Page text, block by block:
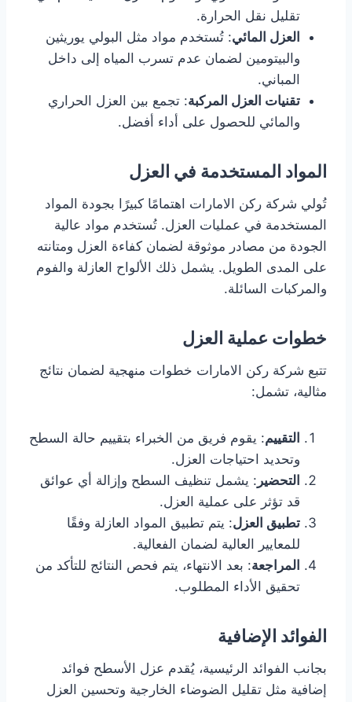
تقليل نقل الحرارة.
العزل المائي: تُستخدم مواد مثل البولي يوريثين
والبيتومين لضمان عدم تسرب المياه إلى داخل
المباني.
تقنيات العزل المركبة: تجمع بين العزل الحراري
والمائي للحصول على أداء أفضل.
المواد المستخدمة في العزل
تُولي شركة ركن الامارات اهتمامًا كبيرًا بجودة المواد
المستخدمة في عمليات العزل. تُستخدم مواد عالية
الجودة من مصادر موثوقة لضمان كفاءة العزل ومتانته
على المدى الطويل. يشمل ذلك الألواح العازلة والفوم
والمركبات السائلة.
خطوات عملية العزل
تتبع شركة ركن الامارات خطوات منهجية لضمان نتائج
مثالية، تشمل:
التقييم: يقوم فريق من الخبراء بتقييم حالة السطح
وتحديد احتياجات العزل.
التحضير : يشمل تنظيف السطح وإزالة أي عوائق
قد تؤثر على عملية العزل.
تطبيق العزل: يتم تطبيق المواد العازلة وفقًا
للمعايير العالية لضمان الفعالية.
المراجعة: بعد الانتهاء، يتم فحص النتائج للتأكد من
تحقيق الأداء المطلوب.
الفوائد الإضافية
بجانب الفوائد الرئيسية، يُقدم عزل الأسطح فوائد
إضافية مثل تقليل الضوضاء الخارجية وتحسين العزل